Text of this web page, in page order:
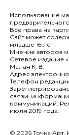
Использование
Все права на
Сайт может
младше 16 лет.
Мнение авторов
Сетевое издание
Малая К. В.
Адрес
Телефон
связи,
коммуникаций.
июля 2019 года.
© 2026 Точка Арт.